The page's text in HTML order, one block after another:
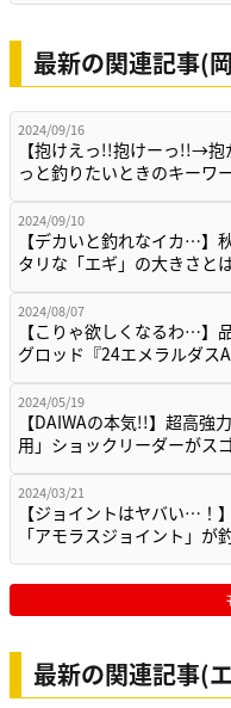
最新の関連記事(
2024/09/16
【抱けえっ!!抱けーっ!!→抱
っと釣りたいときのキーワ
2024/09/10
【デカいと釣れなイカ…】
タリな「エギ」の大きさと
2024/08/07
【こりゃ欲しくなるわ…】
グロッド『24エメラルダス
2024/05/19
【DAIWAの本気!!】超高強
用」ショックリーダーがス
2024/03/21
【ジョイントはヤバい…！
「アモラスジョイント」が
最新の関連記事(